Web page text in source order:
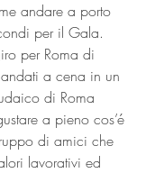
andare a porto
per il Gala.
per Roma di
a cena in un
di Roma
a pieno cos’é
di amici che
lavorativi ed